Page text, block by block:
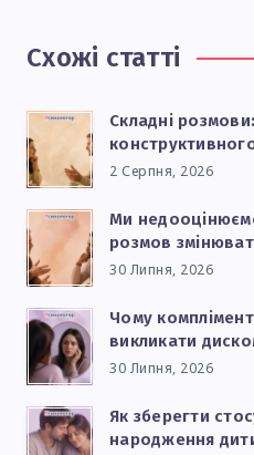
Схожі статті
Складні
2 Серпня, 2026
Ми
розмов
30 Липня, 2026
Чому
викликати
30 Липня, 2026
Як зберегти
народження